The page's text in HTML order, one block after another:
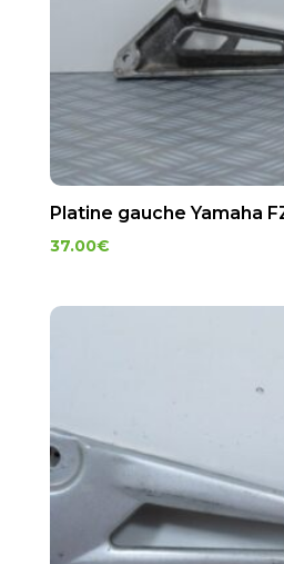
Platine gauche Yamaha
37.00€